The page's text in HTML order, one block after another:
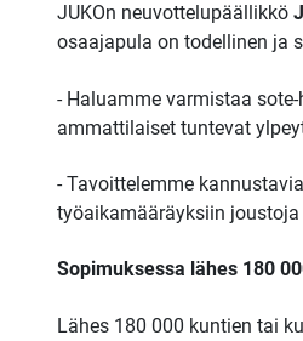
JUKOn neuvottelupäällikkö
osaajapula on todellinen ja
- Haluamme varmistaa
ammattilaiset tuntevat
- Tavoittelemme
työaikamääräyksiin
Sopimuksessa lähes 180
Lähes 180 000 kuntien tai